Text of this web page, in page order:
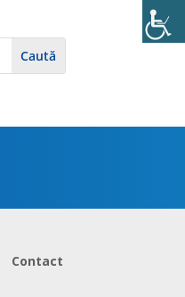
Contact